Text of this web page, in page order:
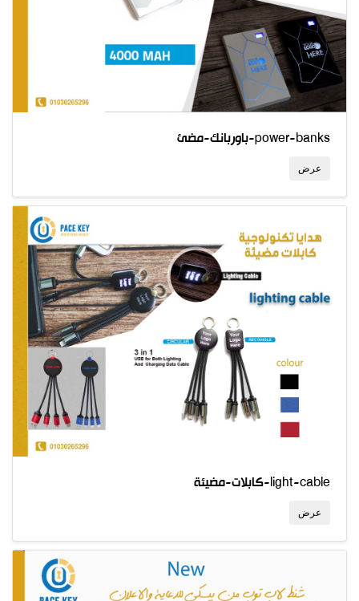
باوربانك-مضئ-power-banks
عرض
كابلات-مضيئة-light-cable
عرض